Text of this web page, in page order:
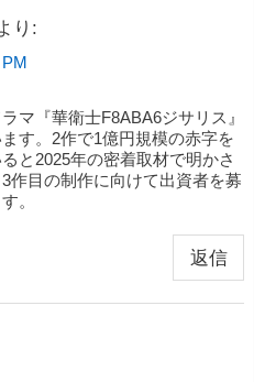
り:
マ『華衛士F8ABA6ジサリス』
す。2作で1億円規模の赤字を
と2025年の密着取材で明かさ
作目の制作に向けて出資者を募
。
返信